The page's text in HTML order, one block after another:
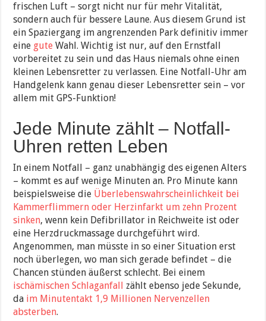
frischen Luft – sorgt nicht nur für mehr Vitalität,
sondern auch für bessere Laune. Aus diesem Grund ist
ein Spaziergang im angrenzenden Park definitiv immer
eine gute Wahl. Wichtig ist nur, auf den Ernstfall
vorbereitet zu sein und das Haus niemals ohne einen
kleinen Lebensretter zu verlassen. Eine Notfall-Uhr am
Handgelenk kann genau dieser Lebensretter sein – vor
allem mit GPS-Funktion!
Jede Minute zählt – Notfall-
Uhren retten Leben
In einem Notfall – ganz unabhängig des eigenen Alters
– kommt es auf wenige Minuten an. Pro Minute kann
beispielsweise die Überlebenswahrscheinlichkeit bei
Kammerflimmern oder Herzinfarkt um zehn Prozent
sinken, wenn kein Defibrillator in Reichweite ist oder
eine Herzdruckmassage durchgeführt wird.
Angenommen, man müsste in so einer Situation erst
noch überlegen, wo man sich gerade befindet – die
Chancen stünden äußerst schlecht. Bei einem
ischämischen Schlaganfall zählt ebenso jede Sekunde,
da im Minutentakt 1,9 Millionen Nervenzellen
absterben.